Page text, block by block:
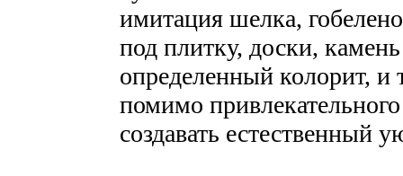
имитация шелка,
под плитку, доски,
определенный колорит, и
помимо
создавать естественный